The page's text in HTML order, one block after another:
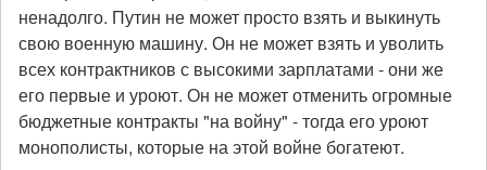
ненадолго. Путин не может просто взять и выкинуть
свою военную машину. Он не может взять и уволить
всех контрактников с высокими зарплатами - они же
его первые и уроют. Он не может отменить огромные
бюджетные контракты "на войну" - тогда его уроют
монополисты, которые на этой войне богатеют.